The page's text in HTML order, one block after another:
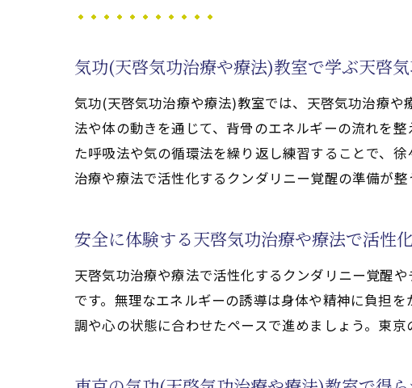
気功(天啓気功治療や療法)教室で学ぶ天啓
気功(天啓気功治療や療法)教室では、天啓気功治療
法や体の動きを通じて、背骨のエネルギーの流れを
た呼吸法や気の循環法を繰り返し練習することで、
治療や療法で活性化するクンダリニー覚醒の準備が整
安全に体験する天啓気功治療や療法で活性
天啓気功治療や療法で活性化するクンダリニー覚醒
です。無理なエネルギーの誘導は身体や精神に負担
調や心の状態に合わせたペースで進めましょう。東